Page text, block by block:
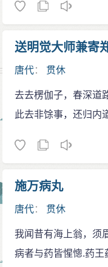
送明觉大师兼寄
唐代： 贯休
去去楞伽子，春深道
此去非馀事，还归内
施万病丸
唐代： 贯休
我闻昔有海上翁，须
病者与药皆惺憁.药王